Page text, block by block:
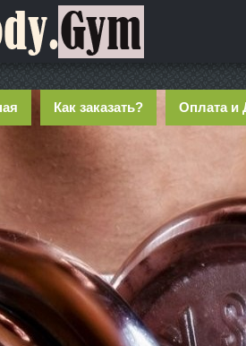
Как заказать? Оплата и